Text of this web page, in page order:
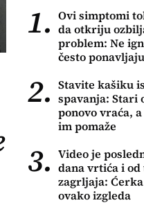
1. Ovi simptomi
da otkriju
problem: Ne
često ponavljaju
2. Stavite kašiku
spavanja: Stari
ponovo vraća,
im pomaže
3. Video je
dana vrtića i
zagrljaja:
ovako izgleda